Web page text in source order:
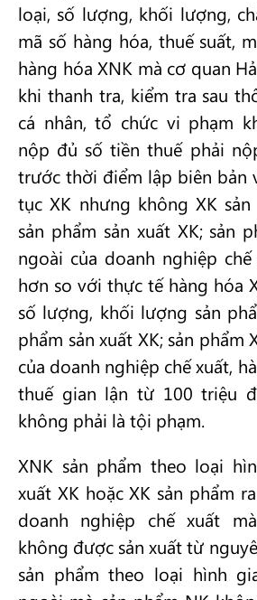
loại, số lượng, khối lượng,
mã số hàng hóa, thuế suất,
hàng hóa XNK mà cơ quan
khi thanh tra, kiểm tra sau
cá nhân, tổ chức vi phạm
nộp đủ số tiền thuế phải
trước thời điểm lập biên bản
tục XK nhưng không XK
sản phẩm sản xuất XK; sản
ngoài của doanh nghiệp
hơn so với thực tế hàng hóa
số lượng, khối lượng sản
phẩm sản xuất XK; sản phẩm
của doanh nghiệp chế xuất,
thuế gian lận từ 100 triệu
không phải là tội phạm.
XNK sản phẩm theo loại
xuất XK hoặc XK sản phẩm
doanh nghiệp chế xuất
không được sản xuất từ
sản phẩm theo loại hình